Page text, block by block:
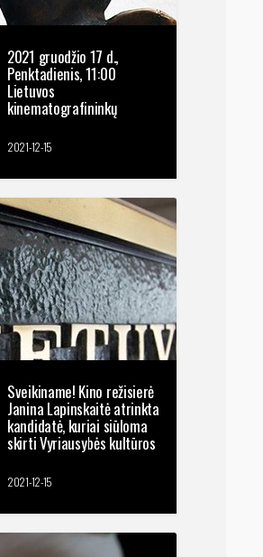
2021 gruodžio 17 d.,
Penktadienis, 11:00
Lietuvos
kinematografininkų
sąjungos 2021 metų
apdovanojimai tiesiogiai
2021-12-15
Sveikiname! Kino režisierė
Janina Lapinskaitė atrinkta
kandidatė, kuriai siūloma
skirti Vyriausybės kultūros
ir meno premiją
2021-12-15